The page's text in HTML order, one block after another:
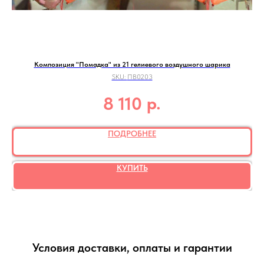
Композиция "Помадка" из 21 гелиевого воздушного шарика
SKU: ПВ0203
8 110 р.
ПОДРОБНЕЕ
КУПИТЬ
Условия доставки, оплаты и гарантии